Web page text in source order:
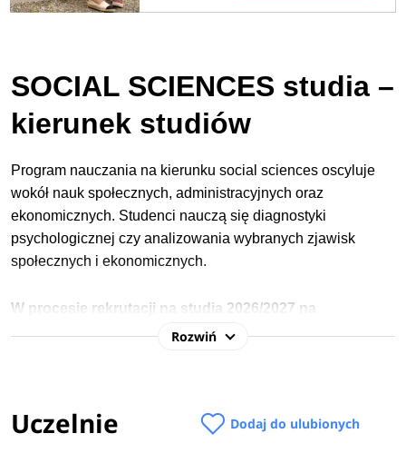
SOCIAL SCIENCES studia –
kierunek studiów
Program nauczania na kierunku social sciences oscyluje
wokół nauk społecznych, administracyjnych oraz
ekonomicznych. Studenci nauczą się diagnostyki
psychologicznej czy analizowania wybranych zjawisk
społecznych i ekonomicznych.
W procesie rekrutacji na studia 2026/2027 na
social sciencesnajczęściej wymagane
Rozwiń
Uczelnie Dodaj do ulubionych